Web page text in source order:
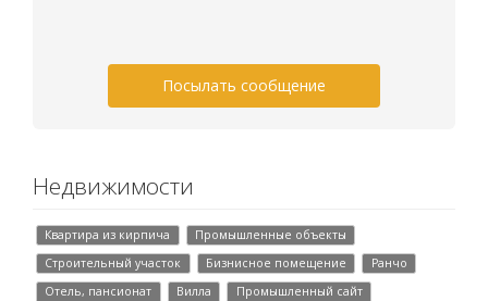
Посылать сообщение
Недвижимости
Квартира из кирпича
Промышленные объекты
Строительный участок
Бизнисное помещение
Ранчо
Отель, пансионат
Вилла
Промышленный сайт